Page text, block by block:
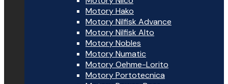
Motory Hako
Motory Nilfisk Advance
Motory Nilfisk Alto
Motory Nobles
Motory Numatic
Motory Oehme-Lorito
Motory Portotecnica